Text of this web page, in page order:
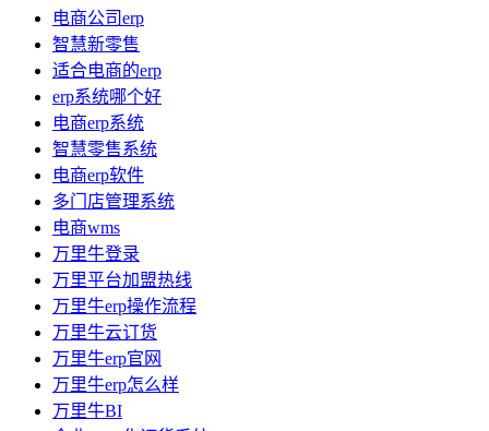
电商公司erp
智慧新零售
适合电商的erp
erp系统哪个好
电商erp系统
智慧零售系统
电商erp软件
多门店管理系统
电商wms
万里牛登录
万里平台加盟热线
万里牛erp操作流程
万里牛云订货
万里牛erp官网
万里牛erp怎么样
万里牛BI